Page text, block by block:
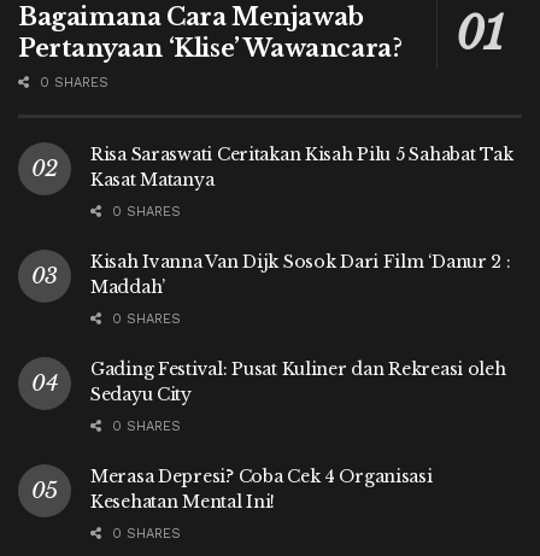
Bagaimana Cara Menjawab
Pertanyaan ‘Klise’ Wawancara?
0 SHARES
Risa Saraswati Ceritakan Kisah Pilu 5 Sahabat Tak
Kasat Matanya
0 SHARES
Kisah Ivanna Van Dijk Sosok Dari Film ‘Danur 2 :
Maddah’
0 SHARES
Gading Festival: Pusat Kuliner dan Rekreasi oleh
Sedayu City
0 SHARES
Merasa Depresi? Coba Cek 4 Organisasi
Kesehatan Mental Ini!
0 SHARES